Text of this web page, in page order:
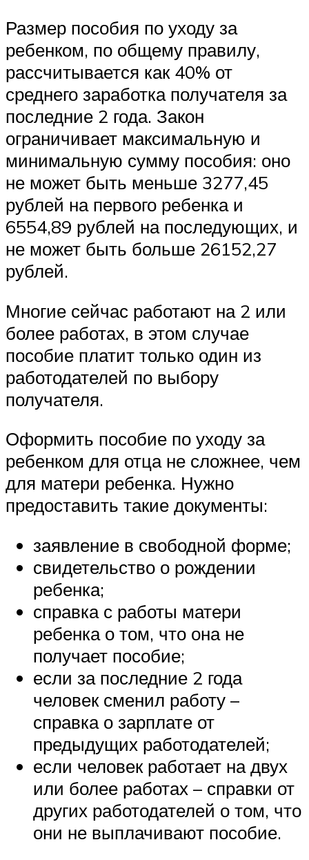
Размер пособия по уходу за
ребенком, по общему правилу,
рассчитывается как 40% от
среднего заработка получателя за
последние 2 года. Закон
ограничивает максимальную и
минимальную сумму пособия: оно
не может быть меньше 3277,45
рублей на первого ребенка и
6554,89 рублей на последующих, и
не может быть больше 26152,27
рублей.
Многие сейчас работают на 2 или
более работах, в этом случае
пособие платит только один из
работодателей по выбору
получателя.
Оформить пособие по уходу за
ребенком для отца не сложнее, чем
для матери ребенка. Нужно
предоставить такие документы:
заявление в свободной форме;
свидетельство о рождении
ребенка;
справка с работы матери
ребенка о том, что она не
получает пособие;
если за последние 2 года
человек сменил работу –
справка о зарплате от
предыдущих работодателей;
если человек работает на двух
или более работах – справки от
других работодателей о том, что
они не выплачивают пособие.